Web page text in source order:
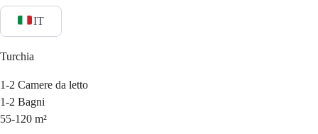
IT
Turchia
1-2 Camere da letto
1-2 Bagni
55-120 m²